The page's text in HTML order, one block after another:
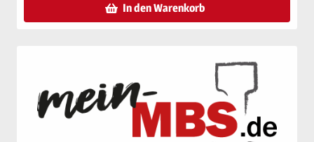
In den Warenkorb